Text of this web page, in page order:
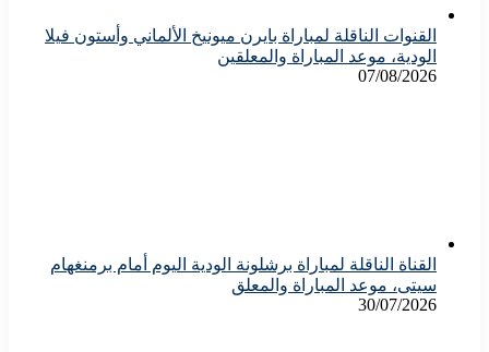
القنوات الناقلة لمباراة بايرن ميونيخ الألماني وأستون فيلا
الودية، موعد المباراة والمعلقين
07/08/2026
القناة الناقلة لمباراة برشلونة الودية اليوم أمام برمنغهام
سيتى، موعد المباراة والمعلق
30/07/2026